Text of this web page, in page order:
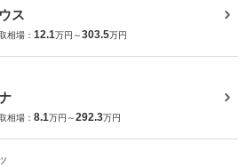
ス
相場： 12.1万円～303.5万円
相場： 8.1万円～292.3万円